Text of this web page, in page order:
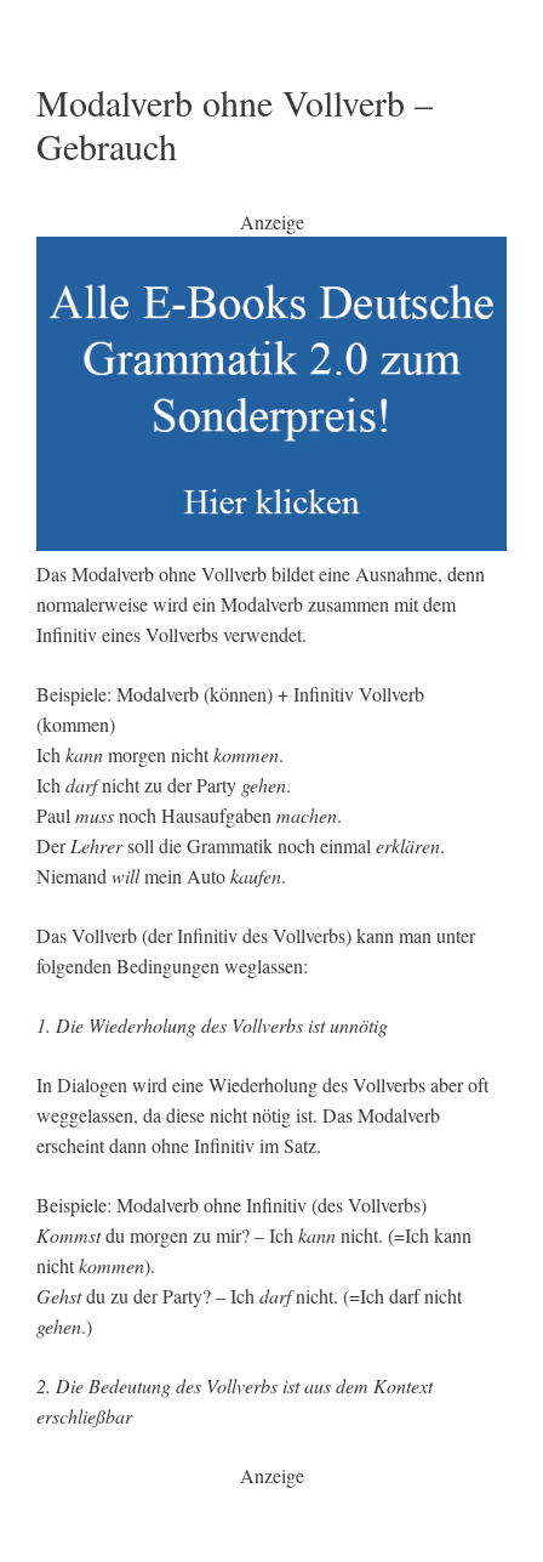
Modalverb ohne Vollverb –
Gebrauch
Anzeige
Das Modalverb ohne Vollverb bildet eine Ausnahme, denn
normalerweise wird ein Modalverb zusammen mit dem
Infinitiv eines Vollverbs verwendet.
Beispiele: Modalverb (können) + Infinitiv Vollverb
(kommen)
Ich kannmorgen nichtkommen.
Ich darfnicht zu der Party gehen.
Paul mussnoch Hausaufgaben machen.
DerLehrersoll die Grammatik noch einmal erklären.
Niemand willmein Autokaufen.
Das Vollverb (der Infinitiv des Vollverbs) kann man unter
folgenden Bedingungen weglassen:
1. Die Wiederholung des Vollverbs ist unnötig
In Dialogen wird eine Wiederholung des Vollverbs aber oft
weggelassen, da diese nicht nötig ist. Das Modalverb
erscheint dann ohne Infinitiv im Satz.
Beispiele: Modalverb ohne Infinitiv (des Vollverbs)
Kommstdu morgen zu mir? – Ich kannnicht. (=Ich kann
nichtkommen).
Gehstdu zu der Party? – Ich darfnicht. (=Ich darf nicht
gehen.)
2. Die Bedeutung des Vollverbs ist aus dem Kontext
erschließbar
Anzeige